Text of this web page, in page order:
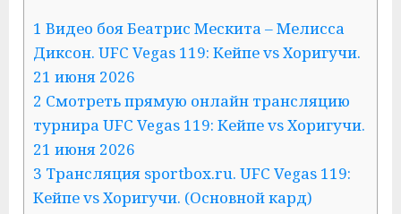
1 Видео боя Беатрис Мескита – Мелисса
Диксон. UFC Vegas 119: Кейпе vs Хоригучи.
21 июня 2026
2 Смотреть прямую онлайн трансляцию
турнира UFC Vegas 119: Кейпе vs Хоригучи.
21 июня 2026
3 Трансляция sportbox.ru. UFC Vegas 119:
Кейпе vs Хоригучи. (Основной кард)